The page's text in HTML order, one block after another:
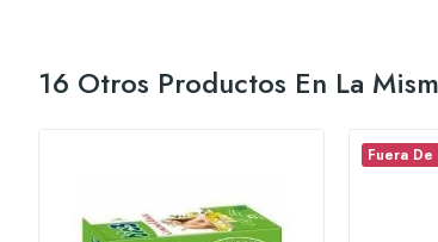
16 Otros Productos En La
Fuera